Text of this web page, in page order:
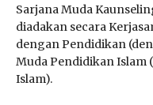
Sarjana Muda
diadakan secara
dengan Pendidikan
Muda Pendidikan Islam
Islam).